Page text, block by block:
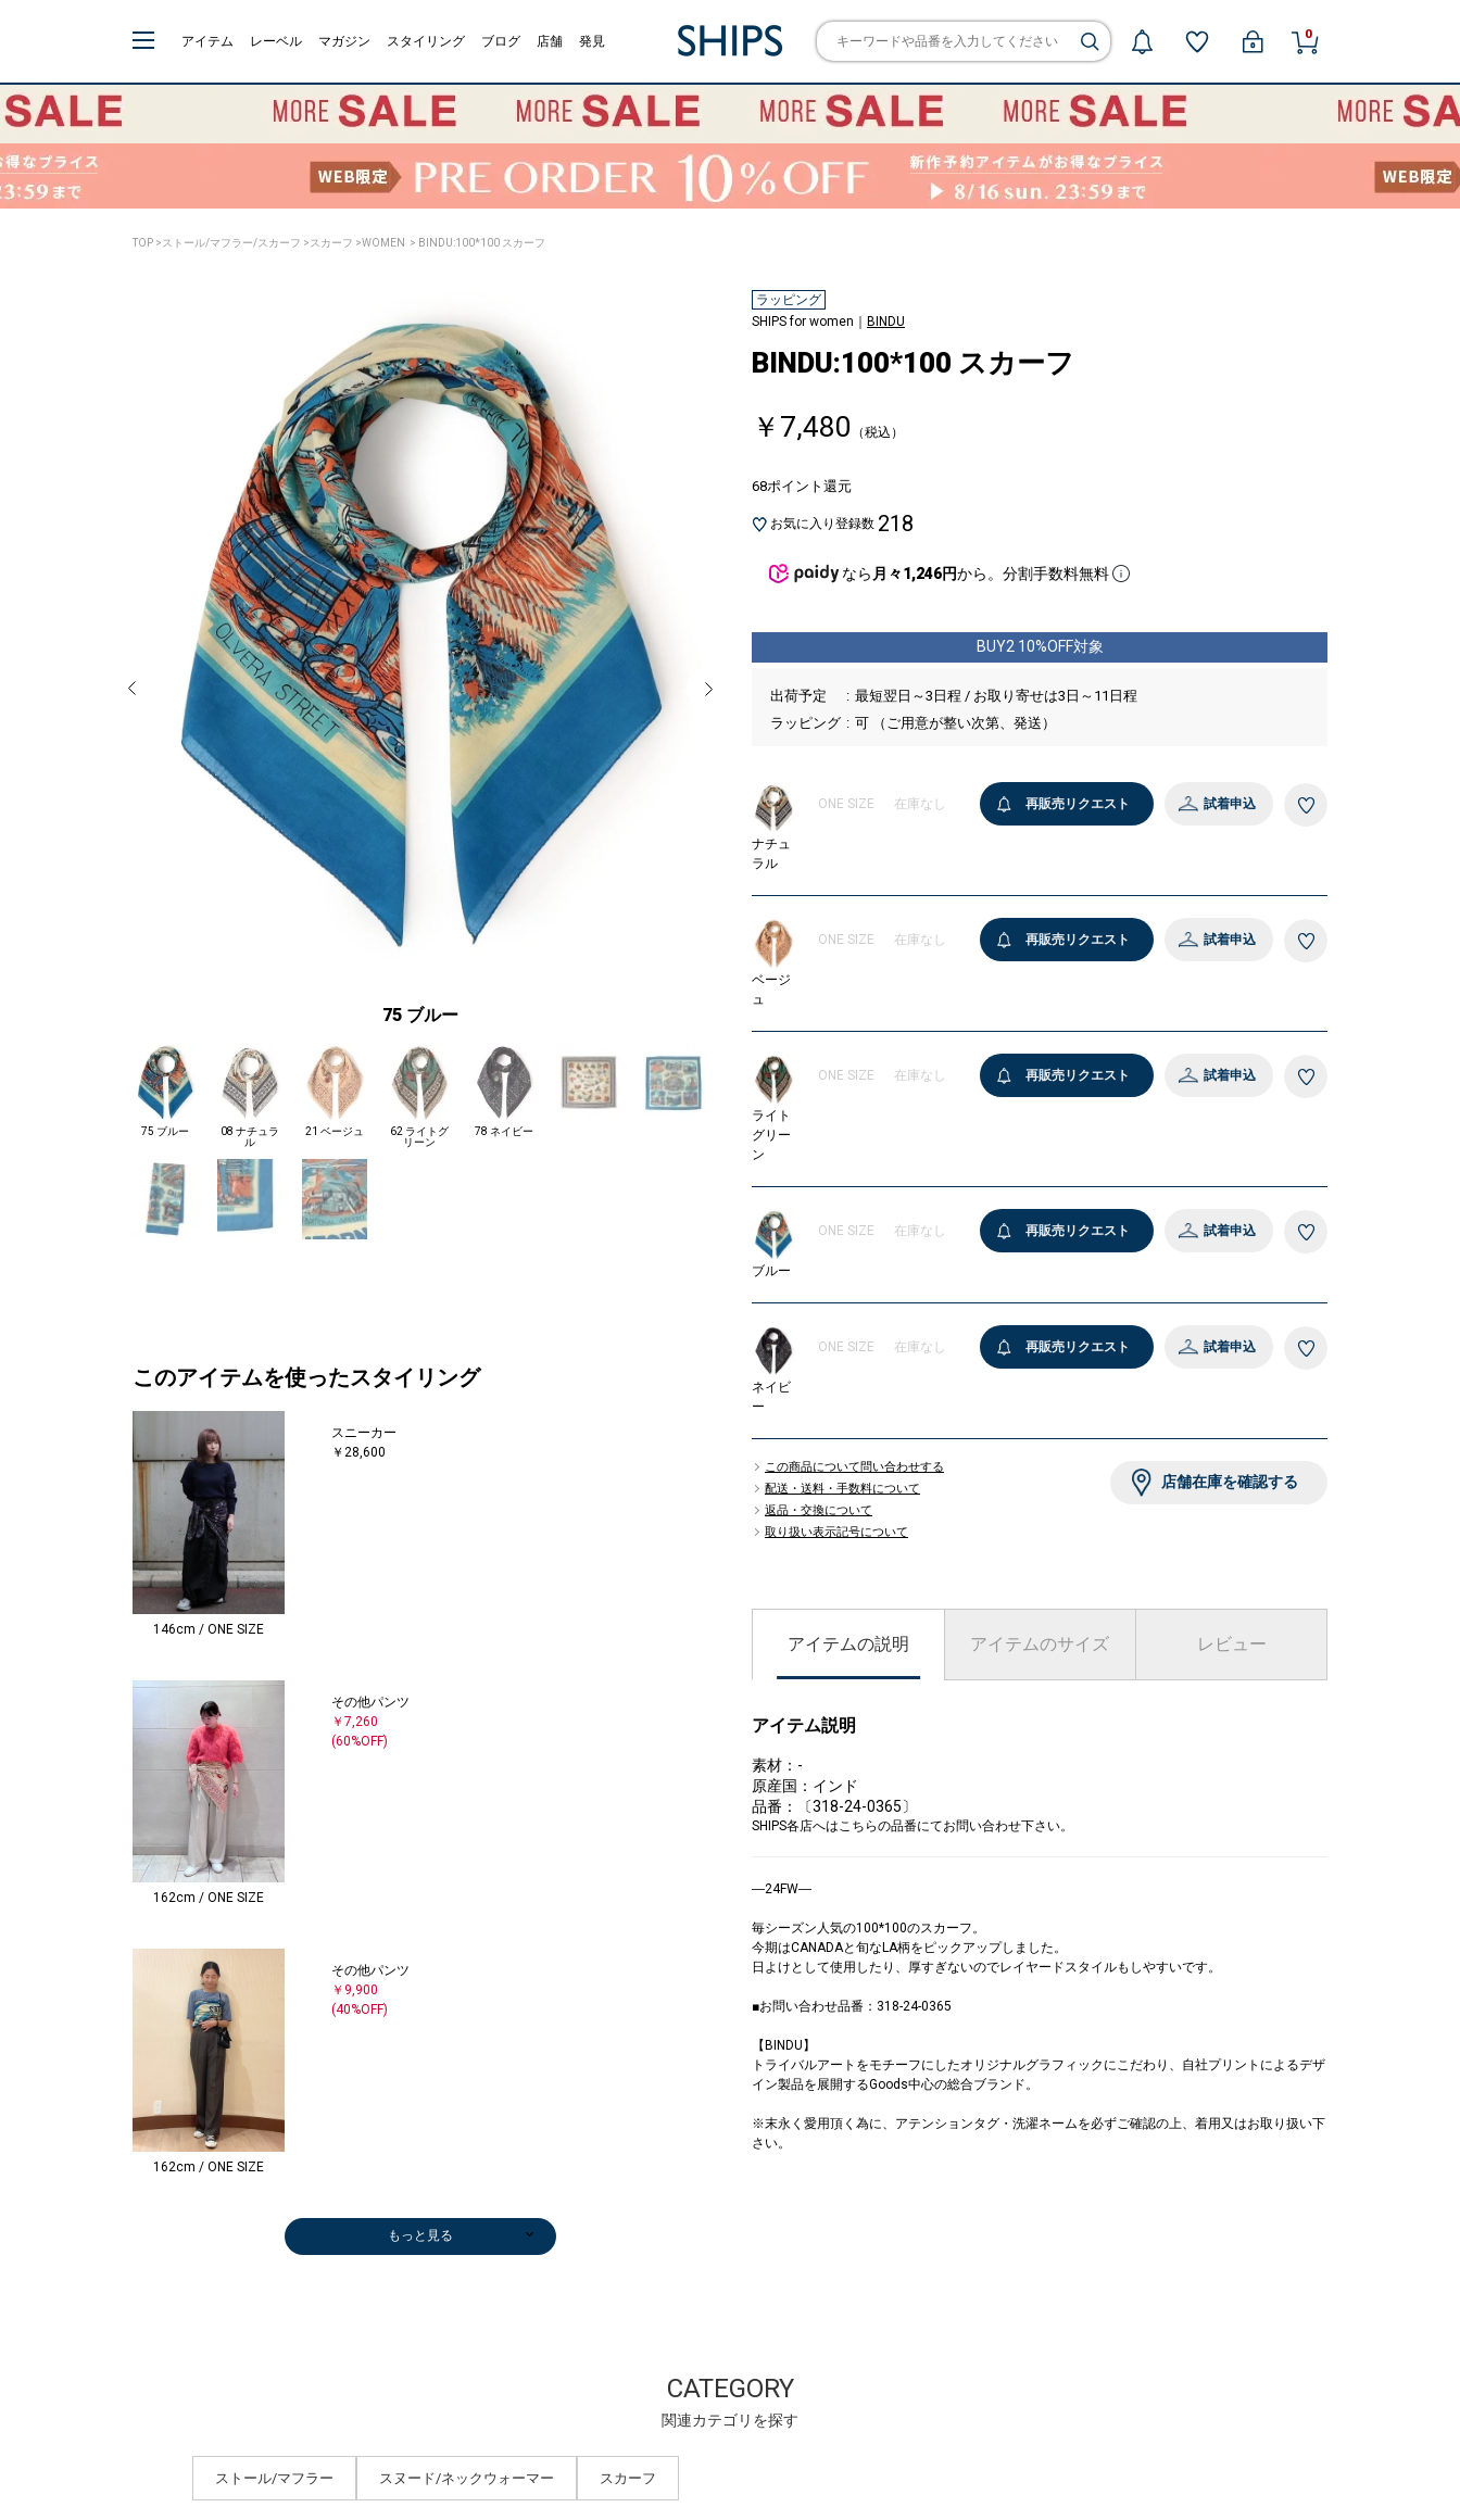
アイテム レーベル マガジン スタイリング ブログ 店舗 発見 0
TOP > ストール/マフラー/スカーフ > スカーフ >WOMEN > BINDU:100*100 スカーフ
75 ブルー
75 ブルー
08 ナチュラ
ル
21 ベージュ
62 ライトグ
リーン
78 ネイビー
このアイテムを使ったスタイリング
146cm / ONE SIZE
スニーカー
￥28,600
162cm / ONE SIZE
その他パンツ
￥7,260
(60%OFF)
162cm / ONE SIZE
その他パンツ
￥9,900
(40%OFF)
ショルダーバッ
グ
テーラードジャ
ケット
ボストンバッグ
￥11,550
ブラウス
￥8,250
サンダル/エス
パドリーユ
その他パンツ
￥16,940
サンダル/エス
パドリーユ
テーラードジャ
ケット
ネックレス
￥28,985
もっと見る
ラッピング
SHIPS for women｜
BINDU
BINDU:100*100 スカーフ
￥7,480
（税込）
68ポイント還元
お気に入り登録数 218
なら 月々1,246円から。分割手数料無料
BUY2 10%OFF対象
出荷予定
最短翌日～3日程 / お取り寄せは3日～11日程
ラッピング
可 （ご用意が整い次第、発送）
ナチュ
ラル
ONE SIZE 在庫なし 再販売リクエスト 試着申込
ベージ
ュ
ONE SIZE 在庫なし 再販売リクエスト 試着申込
ライト
グリー
ン
ONE SIZE 在庫なし 再販売リクエスト 試着申込
ブルー
ONE SIZE 在庫なし 再販売リクエスト 試着申込
ネイビ
ー
ONE SIZE 在庫なし 再販売リクエスト 試着申込
この商品について問い合わせする
配送・送料・手数料について
返品・交換について
取り扱い表示記号について
店舗在庫を確認する
アイテムの説明 アイテムのサイズ レビュー
アイテム説明
素材：-
原産国：インド
品番：〔318-24-0365〕
SHIPS各店へはこちらの品番にてお問い合わせ下さい。
―24FW―
毎シーズン人気の100*100のスカーフ。
今期はCANADAと旬なLA柄をピックアップしました。
日よけとして使用したり、厚すぎないのでレイヤードスタイルもしやすいです。
■お問い合わせ品番：318-24-0365
【BINDU】
トライバルアートをモチーフにしたオリジナルグラフィックにこだわり、自社プリントによるデザ
イン製品を展開するGoods中心の総合ブランド。
※末永く愛用頂く為に、アテンションタグ・洗濯ネームを必ずご確認の上、着用又はお取り扱い下
さい。
CATEGORY
関連カテゴリを探す
ストール/マフラー スヌード/ネックウォーマー スカーフ